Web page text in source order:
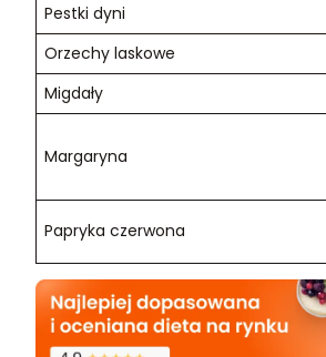
Pestki dyni
Orzechy laskowe
Migdały
Margaryna
Papryka czerwona